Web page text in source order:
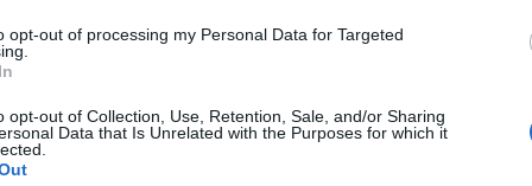
opt-out of processing my Personal Data for Targeted
opt-out of Collection, Use, Retention, Sale, and/or Sharing
Data that Is Unrelated with the Purposes for which it